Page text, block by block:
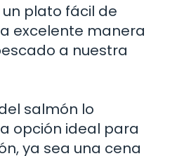
plato fácil de
excelente manera
a nuestra
salmón lo
opción ideal para
ya sea una cena